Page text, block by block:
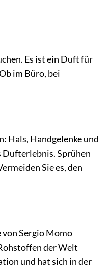
Es ist ein Duft für
im Büro, bei
Hals, Handgelenke und
Dufterlebnis. Sprühen
Sie es, den
Sergio Momo
der Welt
und hat sich in der